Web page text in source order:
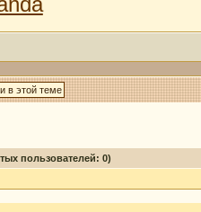
пользователей: 0)